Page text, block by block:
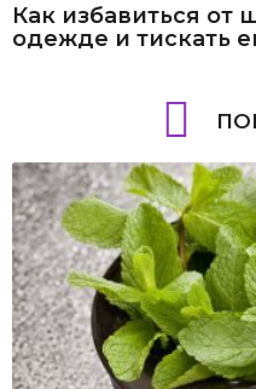
Как избавиться от
одежде и тискать